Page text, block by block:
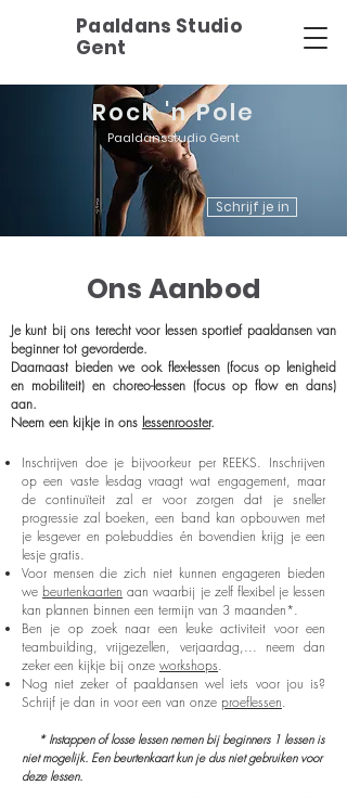
Paaldans Studio
Gent
Rock 'n Pole
Paaldansstudio Gent
Schrijf je in
Ons Aanbod
Je kunt bij ons terecht voor lessen sportief paaldansen van
beginner tot gevorderde.
Daarnaast bieden we ook flex-lessen (focus op lenigheid
en mobiliteit) en choreo-lessen (focus op flow en dans)
aan.
Neem een kijkje in ons lessenrooster.
Inschrijven doe je bijvoorkeur per REEKS. Inschrijven
op een vaste lesdag vraagt wat engagement, maar
de continuïteit zal er voor zorgen dat je sneller
progressie zal boeken, een band kan opbouwen met
je lesgever en polebuddies én bovendien krijg je een
lesje gratis.
Voor mensen die zich niet kunnen engageren bieden
we beurtenkaarten aan waarbij je zelf flexibel je lessen
kan plannen binnen een termijn van 3 maanden*.
Ben je op zoek naar een leuke activiteit voor een
teambuilding, vrijgezellen, verjaardag,... neem dan
zeker een kijkje bij onze workshops.
Nog niet zeker of paaldansen wel iets voor jou is?
Schrijf je dan in voor een van onze proeflessen.
* Instappen of losse lessen nemen bij beginners 1 lessen is
niet mogelijk. Een beurtenkaart kun je dus niet gebruiken voor
deze lessen.